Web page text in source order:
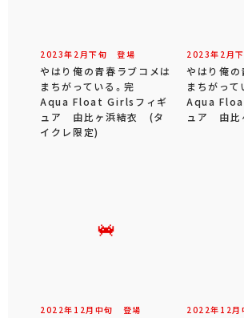
2023年 2 月下旬 登場
やはり俺の青春ラブコメは
まちがっている。完
Aqua Float Girlsフィギ
ュア 由比ヶ浜結衣 (タ
イクレ限定)
2023年 2 月
やはり俺
まちがっ
Aqua
ュア 由比
2022年 12 月 中旬 登場 2022年 12 月